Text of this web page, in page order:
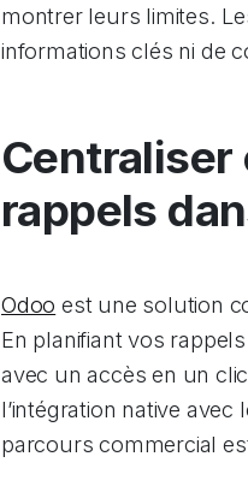
montrer leurs limites.
informations clés ni de
Centraliser
rappels
Odoo est une solution
En planifiant vos
avec un accès en un
l’intégration native
parcours commercial